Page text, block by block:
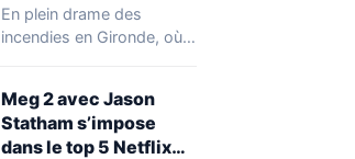
polémique qui
enflamme les réseaux
En plein drame des
incendies en Gironde, où
Meg 2 avec Jason
Statham s’impose
dans le top 5 Netflix